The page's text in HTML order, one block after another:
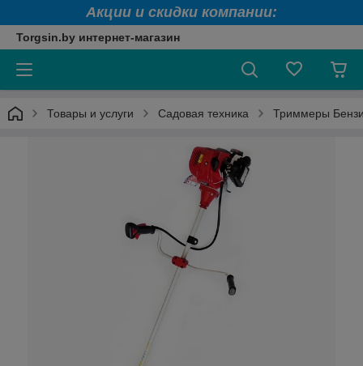
Акции и скидки компании:
Torgsin.by интернет-магазин
Товары и услуги Садовая техника Триммеры